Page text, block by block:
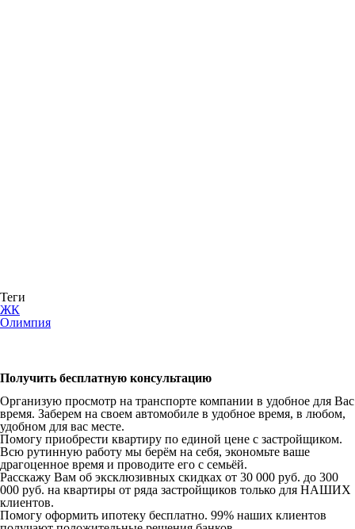
Теги
ЖК
Олимпия
Получить бесплатную консультацию
Организую просмотр на транспорте компании в удобное для Вас
время. Заберем на своем автомобиле в удобное время, в любом,
удобном для вас месте.
Помогу приобрести квартиру по единой цене с застройщиком.
Всю рутинную работу мы берём на себя, экономьте ваше
драгоценное время и проводите его с семьёй.
Расскажу Вам об эксклюзивных скидках от 30 000 руб. до 300
000 руб. на квартиры от ряда застройщиков только для НАШИХ
клиентов.
Помогу оформить ипотеку бесплатно. 99% наших клиентов